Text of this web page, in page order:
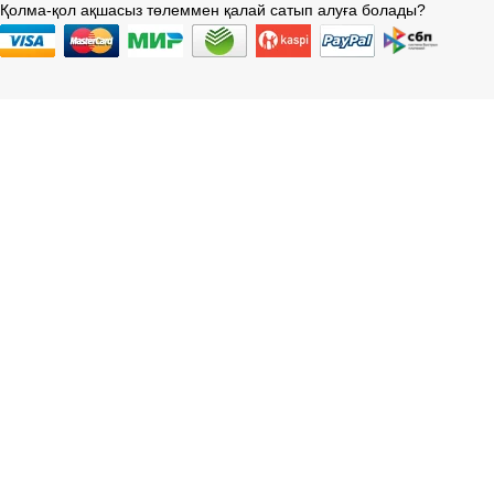
Қолма-қол ақшасыз төлеммен қалай сатып алуға болады?